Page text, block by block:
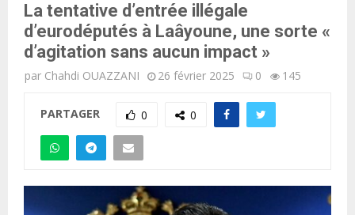
La tentative d’entrée illégale
d’eurodéputés à Laâyoune, une sorte «
d’agitation sans aucun impact »
par Chahdi OUAZZANI 26 février 2025 0 145
PARTAGER 0 0